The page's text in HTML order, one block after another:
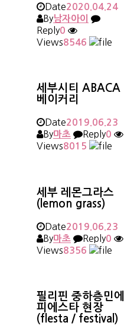
Date2020.04.24
By남자아이
Reply0
Views8546
세부시티 ABACA
베이커리
Date2019.06.23
By마초 Reply0
Views8015
세부 레몬그라스
(lemon grass)
Date2019.06.23
By마초 Reply0
Views8356
필리핀 중하층민에
피에스타 현장
(flesta / festival)